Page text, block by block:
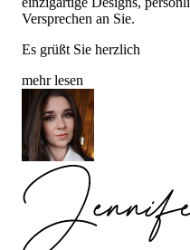
Versprechen an Sie.
Es grüßt Sie herzlich
mehr lesen